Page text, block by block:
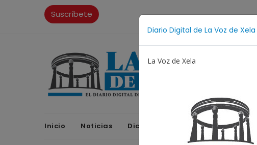
Diario Digital de La Voz de Xela
La Voz de Xela
Suscríbete
Inicio Noticias Diario Digital Opiniones